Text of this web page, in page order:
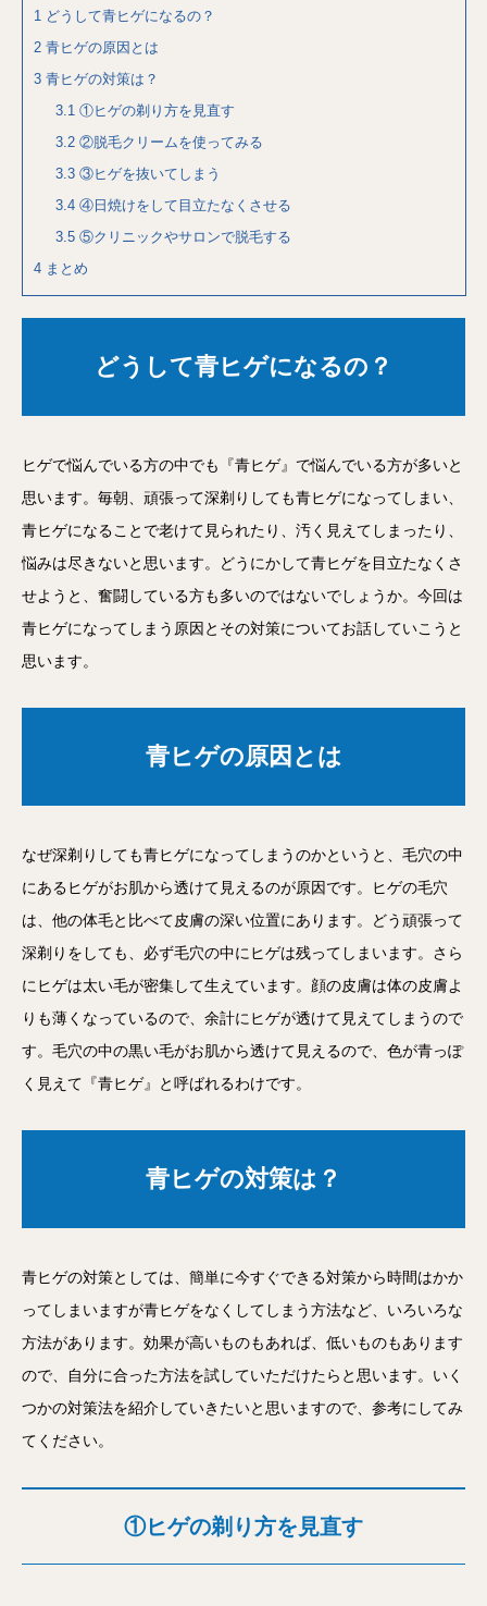
1 どうして青ヒゲになるの？
2 青ヒゲの原因とは
3 青ヒゲの対策は？
3.1①ヒゲの剃り方を見直す
3.2②脱毛クリームを使ってみる
3.3③ヒゲを抜いてしまう
3.4④日焼けをして目立たなくさせる
3.5⑤クリニックやサロンで脱毛する
4 まとめ
どうして青ヒゲになるの？
ヒゲで悩んでいる方の中でも『青ヒゲ』で悩んでいる方が多いと
思います。毎朝、頑張って深剃りしても青ヒゲになってしまい、
青ヒゲになることで老けて見られたり、汚く見えてしまったり、
悩みは尽きないと思います。どうにかして青ヒゲを目立たなくさ
せようと、奮闘している方も多いのではないでしょうか。今回は
青ヒゲになってしまう原因とその対策についてお話していこうと
思います。
青ヒゲの原因とは
なぜ深剃りしても青ヒゲになってしまうのかというと、毛穴の中
にあるヒゲがお肌から透けて見えるのが原因です。ヒゲの毛穴
は、他の体毛と比べて皮膚の深い位置にあります。どう頑張って
深剃りをしても、必ず毛穴の中にヒゲは残ってしまいます。さら
にヒゲは太い毛が密集して生えています。顔の皮膚は体の皮膚よ
りも薄くなっているので、余計にヒゲが透けて見えてしまうので
す。毛穴の中の黒い毛がお肌から透けて見えるので、色が青っぽ
く見えて『青ヒゲ』と呼ばれるわけです。
青ヒゲの対策は？
青ヒゲの対策としては、簡単に今すぐできる対策から時間はかか
ってしまいますが青ヒゲをなくしてしまう方法など、いろいろな
方法があります。効果が高いものもあれば、低いものもあります
ので、自分に合った方法を試していただけたらと思います。いく
つかの対策法を紹介していきたいと思いますので、参考にしてみ
てください。
①ヒゲの剃り方を見直す